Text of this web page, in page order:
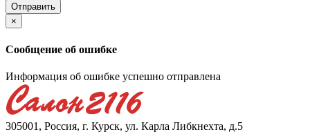
×
Сообщение об ошибке
Информация об ошибке успешно отправлена
305001, Россия, г. Курск, ул. Карла Либкнехта, д.5